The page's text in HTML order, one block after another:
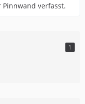
Pinnwand verfasst.
1